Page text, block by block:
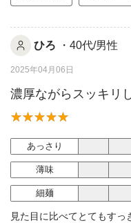
ひろ ・40代/男性
2025年04月06日
濃厚ながらスッキリ
あっさり
薄味
細麺
見た目に比べてとてもすっ